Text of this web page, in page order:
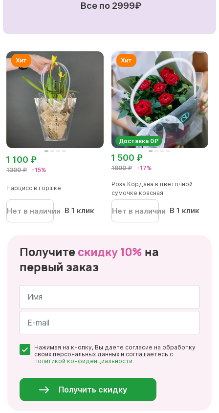
Все по 2999₽
1300 ₽ -15%
1 100 ₽
Нарцисс в горшке
Нет в наличии В 1 клик
Доставка 0₽
1800 ₽ -17%
1 500 ₽
Роза Кордана в цветочной
сумочке красная
Нет в наличии В 1 клик
Получите скидку 10% на
первый заказ
Имя
*
Нажимая на кнопку, Вы даете согласие на обработку
своих персональных данных и соглашаетесь с
политикой конфиденциальности
Получить скидку